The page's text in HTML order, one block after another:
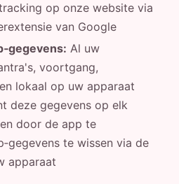
op onze website via
van Google
Al uw
voortgang,
lokaal op uw apparaat
deze gegevens op elk
door de app te
te wissen via de
apparaat